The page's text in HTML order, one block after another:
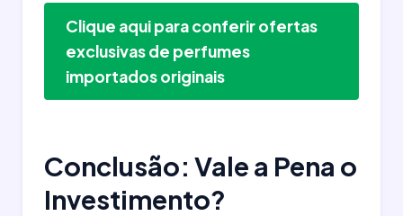
Clique aqui para conferir ofertas
exclusivas de perfumes
importados originais
Conclusão: Vale a Pena o
Investimento?